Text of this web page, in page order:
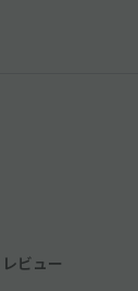
レビュー